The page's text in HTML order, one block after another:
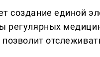
создание единой
регулярных
позволит